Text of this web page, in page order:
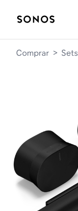
Comprar > Sets